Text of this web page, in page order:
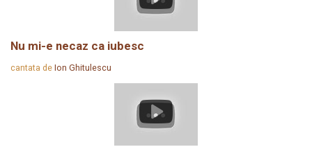
Nu mi-e necaz ca iubesc
cantata de Ion Ghitulescu